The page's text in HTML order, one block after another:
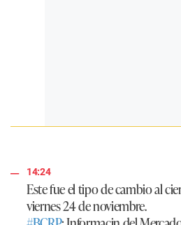
14:24
Este fue el tipo de cambio al
viernes 24 de noviembre.